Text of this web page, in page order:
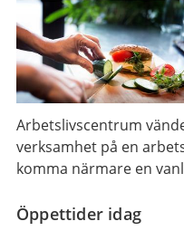
Arbetslivscentrum
verksamhet på en
komma närmare en
Öppettider idag